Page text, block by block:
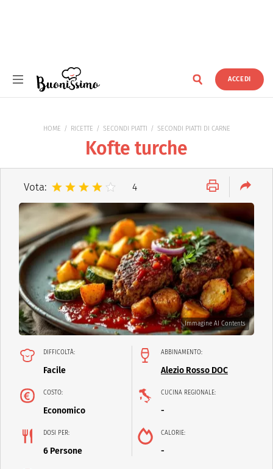
ACCEDI
HOME RICETTE SECONDI PIATTI SECONDI PIATTI DI CARNE
Kofte turche
Vota: 4
Immagine AI Contents
DIFFICOLTÀ:
Facile
ABBINAMENTO:
Alezio Rosso DOC
COSTO:
Economico
CUCINA REGIONALE:
-
DOSI PER:
6 Persone
CALORIE:
-